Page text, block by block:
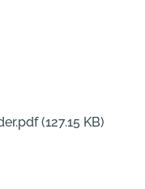
(127.15 KB)